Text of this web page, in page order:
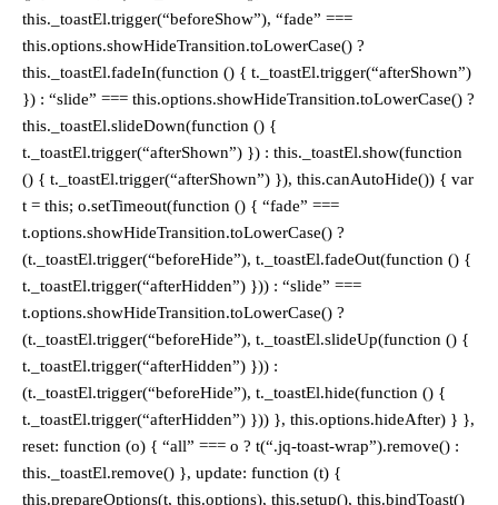
this._toastEl.trigger(“beforeShow”), “fade” ===
this.options.showHideTransition.toLowerCase() ?
this._toastEl.fadeIn(function () { t._toastEl.trigger(“afterShown”)
}) : “slide” === this.options.showHideTransition.toLowerCase() ?
this._toastEl.slideDown(function () {
t._toastEl.trigger(“afterShown”) }) : this._toastEl.show(function
() { t._toastEl.trigger(“afterShown”) }), this.canAutoHide()) { var
t = this; o.setTimeout(function () { “fade” ===
t.options.showHideTransition.toLowerCase() ?
(t._toastEl.trigger(“beforeHide”), t._toastEl.fadeOut(function () {
t._toastEl.trigger(“afterHidden”) })) : “slide” ===
t.options.showHideTransition.toLowerCase() ?
(t._toastEl.trigger(“beforeHide”), t._toastEl.slideUp(function () {
t._toastEl.trigger(“afterHidden”) })) :
(t._toastEl.trigger(“beforeHide”), t._toastEl.hide(function () {
t._toastEl.trigger(“afterHidden”) })) }, this.options.hideAfter) } },
reset: function (o) { “all” === o ? t(“.jq-toast-wrap”).remove() :
this._toastEl.remove() }, update: function (t) {
this.prepareOptions(t, this.options), this.setup(), this.bindToast()